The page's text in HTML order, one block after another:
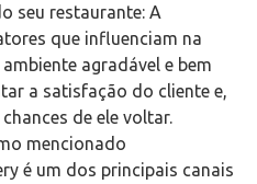
seu restaurante: A
que influenciam na
agradável e bem
a satisfação do cliente e,
de ele voltar.
mencionado
é um dos principais canais